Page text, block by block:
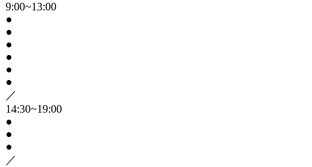
9:00~13:00
●
●
●
●
●
●
／
14:30~19:00
●
●
●
／